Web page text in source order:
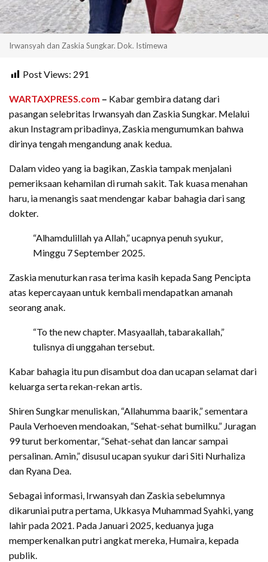
Irwansyah dan Zaskia Sungkar. Dok. Istimewa
Post Views: 291
WARTAXPRESS.com – Kabar gembira datang dari
pasangan selebritas Irwansyah dan Zaskia Sungkar. Melalui
akun Instagram pribadinya, Zaskia mengumumkan bahwa
dirinya tengah mengandung anak kedua.
Dalam video yang ia bagikan, Zaskia tampak menjalani
pemeriksaan kehamilan di rumah sakit. Tak kuasa menahan
haru, ia menangis saat mendengar kabar bahagia dari sang
dokter.
“Alhamdulillah ya Allah,” ucapnya penuh syukur,
Minggu 7 September 2025.
Zaskia menuturkan rasa terima kasih kepada Sang Pencipta
atas kepercayaan untuk kembali mendapatkan amanah
seorang anak.
“To the new chapter. Masyaallah, tabarakallah,”
tulisnya di unggahan tersebut.
Kabar bahagia itu pun disambut doa dan ucapan selamat dari
keluarga serta rekan-rekan artis.
Shiren Sungkar menuliskan, “Allahumma baarik,” sementara
Paula Verhoeven mendoakan, “Sehat-sehat bumilku.” Juragan
99 turut berkomentar, “Sehat-sehat dan lancar sampai
persalinan. Amin,” disusul ucapan syukur dari Siti Nurhaliza
dan Ryana Dea.
Sebagai informasi, Irwansyah dan Zaskia sebelumnya
dikaruniai putra pertama, Ukkasya Muhammad Syahki, yang
lahir pada 2021. Pada Januari 2025, keduanya juga
memperkenalkan putri angkat mereka, Humaira, kepada
publik.